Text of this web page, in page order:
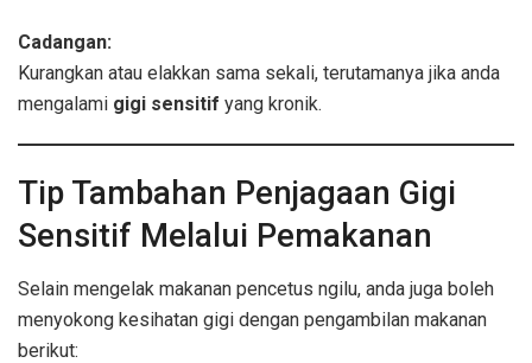
Cadangan:
Kurangkan atau elakkan sama sekali, terutamanya jika anda
mengalami gigi sensitif yang kronik.
Tip Tambahan Penjagaan Gigi
Sensitif Melalui Pemakanan
Selain mengelak makanan pencetus ngilu, anda juga boleh
menyokong kesihatan gigi dengan pengambilan makanan
berikut: